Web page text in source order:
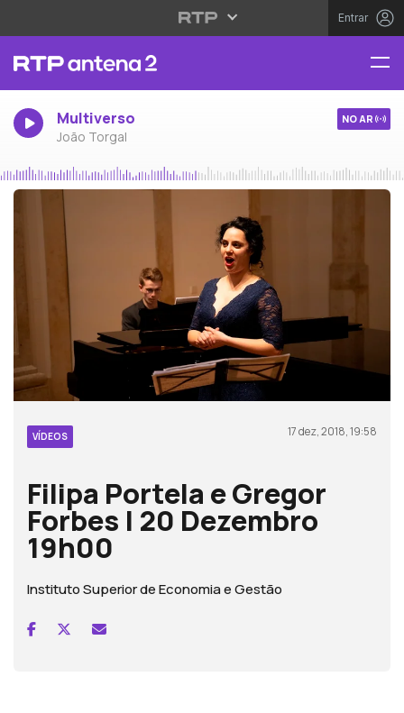
Entrar
Multiverso
João Torgal
NO AR
VÍDEOS 17 dez, 2018, 19:58
Filipa Portela e Gregor
Forbes | 20 Dezembro
19h00
Instituto Superior de Economia e Gestão